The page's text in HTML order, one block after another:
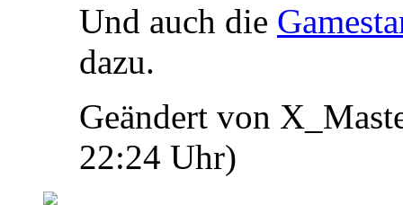
Und auch die
dazu.
Geändert von
22:24 Uhr)